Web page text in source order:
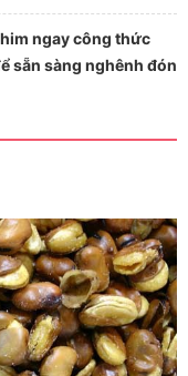
ngay công thức
sẵn sàng nghênh đón